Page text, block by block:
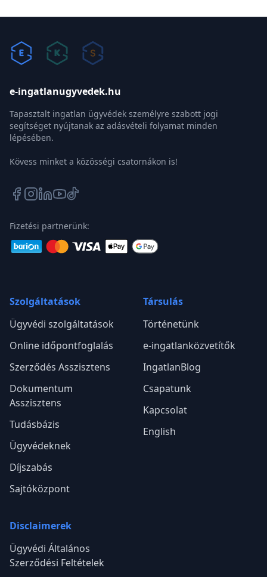
e-ingatlanugyvedek.hu
Tapasztalt ingatlan ügyvédek személyre szabott jogi
segítséget nyújtanak az adásvételi folyamat minden
lépésében.
Kövess minket a közösségi csatornákon is!
Fizetési partnerünk:
Szolgáltatások
Ügyvédi szolgáltatások
Online időpontfoglalás
Szerződés Asszisztens
Dokumentum
Asszisztens
Tudásbázis
Ügyvédeknek
Díjszabás
Sajtóközpont
Társulás
Történetünk
e-ingatlanközvetítők
IngatlanBlog
Csapatunk
Kapcsolat
English
Disclaimerek
Ügyvédi Általános
Szerződési Feltételek